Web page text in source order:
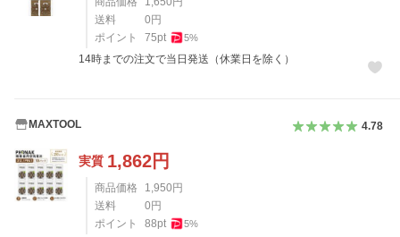
送料
0 円
ポイント
75pt 5%
14時までの注文で当日発送（休業日を除く）
MAXTOOL 4.78
実質 1,862円
商品価格 1,950 円
送料
0 円
ポイント
88pt 5%